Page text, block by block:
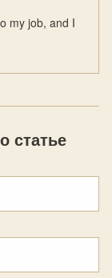
my job, and I
статье